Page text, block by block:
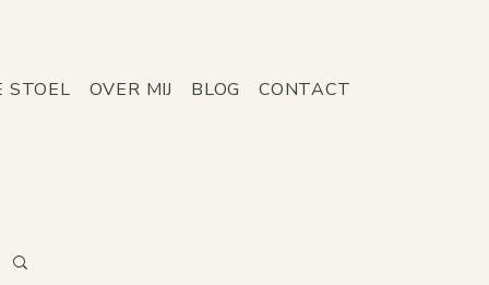
STOEL OVER MIJ BLOG CONTACT